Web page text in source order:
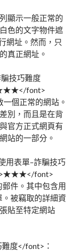
顯示一般正常的
色的文字物件遮
網址。然而，只
真正網址。
技巧難度
font>
個正常的網站。
別，而且是在背
官方正式網頁有
站的一部分。
用表單–詐騙技巧
font>
件。其中包含用
被竊取的詳細資
貼至特定網站
度</font>：